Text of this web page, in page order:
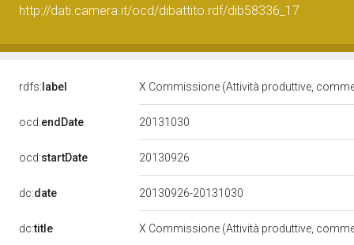
http://dati.camera.it/ocd/dibattito.rdf/dib58336_17
rdfs: label X Commissione (Attività produttive,
ocd:endDate 20131030
ocd:startDate 20130926
dc:date 20130926-20131030
dc:title X Commissione (Attività produttive,